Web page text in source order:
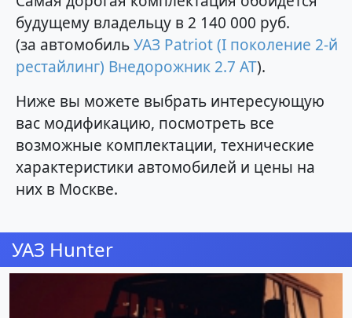
будущему владельцу в 2 140 000 руб.
(за автомобильУАЗ Patriot (I поколение 2-й
рестайлинг) Внедорожник 2.7 AT).
Ниже вы можете выбрать интересующую
вас модификацию, посмотреть все
возможные комплектации, технические
характеристики автомобилей и цены на
них в Москве.
УАЗ Hunter